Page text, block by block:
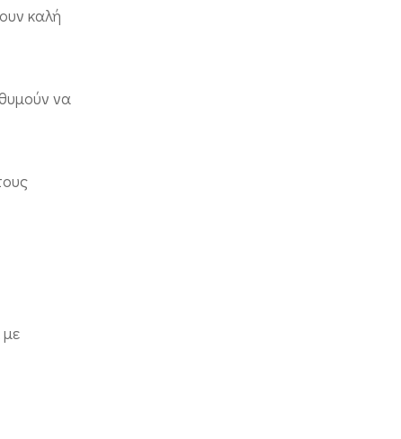
καλή
να